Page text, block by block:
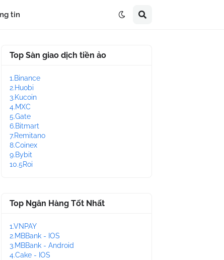
tin
Top Sàn giao dịch tiền ảo
1.Binance
2.Huobi
3.Kucoin
4.MXC
5.Gate
6.Bitmart
7.Remitano
8.Coinex
9.Bybit
10.5Roi
Top Ngân Hàng Tốt Nhất
1.VNPAY
2.MBBank - IOS
3.MBBank - Android
4.Cake - IOS